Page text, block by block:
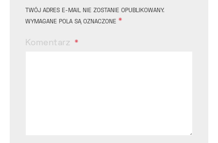
TWÓJ ADRES E-MAIL NIE ZOSTANIE OPUBLIKOWANY.
WYMAGANE POLA SĄ OZNACZONE *
Komentarz